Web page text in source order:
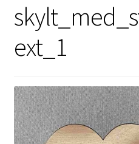
Köpvillkor
Logotypes
ext_1